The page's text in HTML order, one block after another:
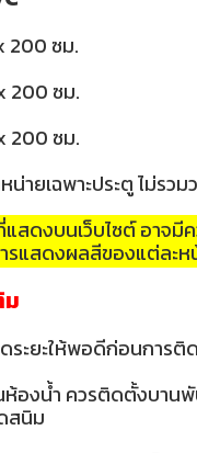
200 ซม.
200 ซม.
200 ซม.
น่ายเฉพาะประตู ไม่รว
ดงบนเว็บไซต์ อาจมี
รแสดงผลสีของแต่ละห
ม
ระยะให้พอดีก่อนการติ
องน้ำ ควรติดตั้งบานพั
สนิม